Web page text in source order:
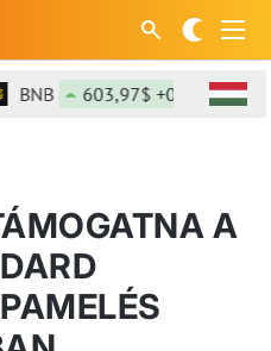
603,97$ +0,07%
A